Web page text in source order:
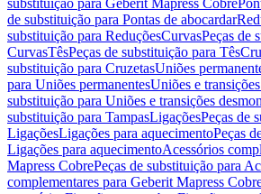
substituição para Geberit Mapress Cobre
de substituição para Pontas de abocardar
substituição para ReduçõesCurvasPeças de
CurvasTêsPeças de substituição para Tês
substituição para CruzetasUniões
para Uniões permanentesUniões e
substituição para Uniões e transições
substituição para TampasLigaçõesPeças de
LigaçõesLigações para aquecimentoPeças
Ligações para aquecimentoAcessórios
Mapress CobrePeças de substituição para
complementares para Geberit Mapress